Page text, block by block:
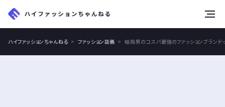
ハイファッションちゃんねる ファッション談義 結局男のコスパ最強のファッションブランド